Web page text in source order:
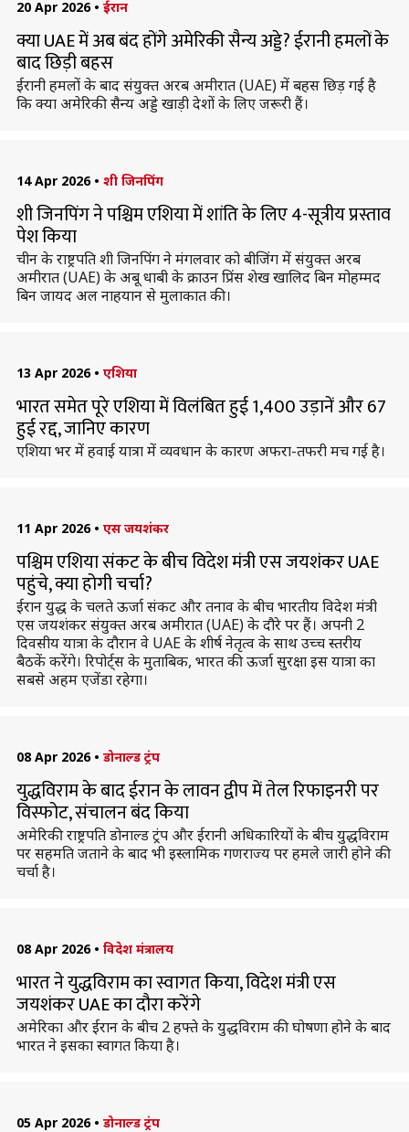
20 Apr 2026 • ईरान
क्या UAE में अब बंद होंगे अमेरिकी सैन्य अड्डे? ईरानी हमलों के
बाद छिड़ी बहस
ईरानी हमलों के बाद संयुक्त अरब अमीरात (UAE) में बहस छिड़ गई है
कि क्या अमेरिकी सैन्य अड्डे खाड़ी देशों के लिए जरूरी हैं।
14 Apr 2026 • शी जिनपिंग
शी जिनपिंग ने पश्चिम एशिया में शांति के लिए 4-सूत्रीय प्रस्ताव
पेश किया
चीन के राष्ट्रपति शी जिनपिंग ने मंगलवार को बीजिंग में संयुक्त अरब
अमीरात (UAE) के अबू धाबी के क्राउन प्रिंस शेख खालिद बिन मोहम्मद
बिन जायद अल नाहयान से मुलाकात की।
13 Apr 2026 • एशिया
भारत समेत पूरे एशिया में विलंबित हुई 1,400 उड़ानें और 67
हुई रद्द, जानिए कारण
एशिया भर में हवाई यात्रा में व्यवधान के कारण अफरा-तफरी मच गई है।
11 Apr 2026 • एस जयशंकर
पश्चिम एशिया संकट के बीच विदेश मंत्री एस जयशंकर UAE
पहुंचे, क्या होगी चर्चा?
ईरान युद्ध के चलते ऊर्जा संकट और तनाव के बीच भारतीय विदेश मंत्री
एस जयशंकर संयुक्त अरब अमीरात (UAE) के दौरे पर हैं। अपनी 2
दिवसीय यात्रा के दौरान वे UAE के शीर्ष नेतृत्व के साथ उच्च स्तरीय
बैठकें करेंगे। रिपोर्ट्स के मुताबिक, भारत की ऊर्जा सुरक्षा इस यात्रा का
सबसे अहम एजेंडा रहेगा।
08 Apr 2026 • डोनाल्ड ट्रंप
युद्धविराम के बाद ईरान के लावन द्वीप में तेल रिफाइनरी पर
विस्फोट, संचालन बंद किया
अमेरिकी राष्ट्रपति डोनाल्ड ट्रंप और ईरानी अधिकारियों के बीच युद्धविराम
पर सहमति जताने के बाद भी इस्लामिक गणराज्य पर हमले जारी होने की
चर्चा है।
08 Apr 2026 • विदेश मंत्रालय
भारत ने युद्धविराम का स्वागत किया, विदेश मंत्री एस
जयशंकर UAE का दौरा करेंगे
अमेरिका और ईरान के बीच 2 हफ्ते के युद्धविराम की घोषणा होने के बाद
भारत ने इसका स्वागत किया है।
05 Apr 2026 • डोनाल्ड ट्रंप